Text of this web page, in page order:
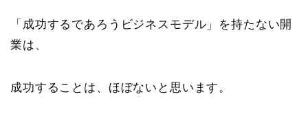
「成功するであろうビジネスモデル」を持たない開
業は、
成功することは、ほぼないと思います。